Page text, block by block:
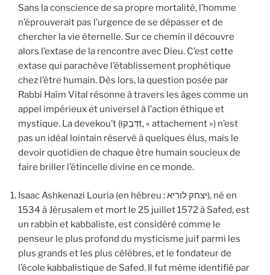
Sans la conscience de sa propre mortalité, l’homme
n’éprouverait pas l’urgence de se dépasser et de
chercher la vie éternelle. Sur ce chemin il découvre
alors l’extase de la rencontre avec Dieu. C’est cette
extase qui parachève l’établissement prophétique
chez l’être humain. Dès lors, la question posée par
Rabbi Haïm Vital résonne à travers les âges comme un
appel impérieux et universel à l’action éthique et
mystique. La devekou’t (דְּבֵקוּt, « attachement ») n’est
pas un idéal lointain réservé à quelques élus, mais le
devoir quotidien de chaque être humain soucieux de
faire briller l’étincelle divine en ce monde.
Isaac Ashkenazi Louria (en hébreu : יצחק לוריא), né en
1534 à Jérusalem et mort le 25 juillet 1572 à Safed, est
un rabbin et kabbaliste, est considéré comme le
penseur le plus profond du mysticisme juif parmi les
plus grands et les plus célèbres, et le fondateur de
l’école kabbalistique de Safed. Il fut même identifié par